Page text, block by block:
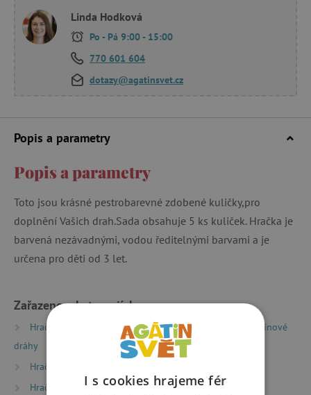
Linda Hodková
Po - Pá 9:00 - 15:00
770 601 604
dotazy@agatinsvet.cz
Popis a parametry
Popis a parametry
Toto jsou krásné pestrobarevné zdobené kuličky,pro
doplnění Vašich drah.Sada obsahuje 5 ks kuliček. Hračka je
barvená nezávadnými, vodou ředitelnými barvami a je
určena pro děti od 3 let.
Zařazeno v kategoriích
Hračky dle typu Stavebnice
Kuličkové a dominové
dráhy
Hračky dle věku
Hračky dle věku
Hry a hračky pro předškoláky
I s cookies hrajeme fér